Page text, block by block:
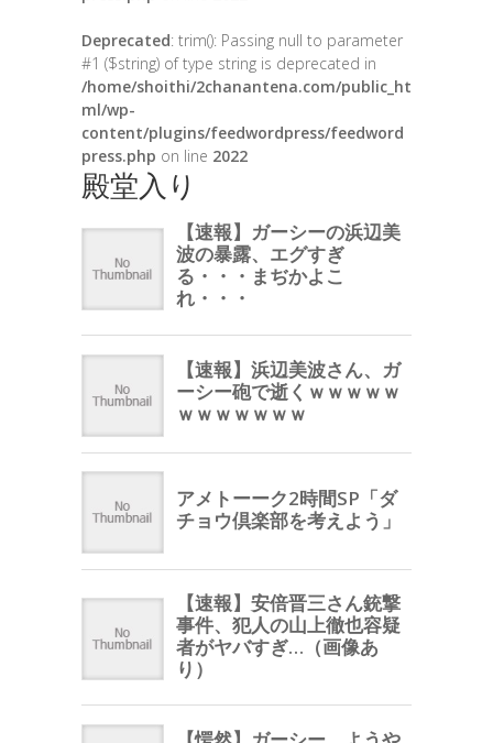
Deprecated: trim(): Passing null to parameter
#1 ($string) of type string is deprecated in
/home/shoithi/2chanantena.com/public_ht
ml/wp-
content/plugins/feedwordpress/feedword
press.php on line 2022
殿堂入り